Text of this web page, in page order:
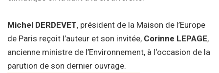
Michel DERDEVET, président de la Maison de l’Europe
de Paris reçoit l’auteur et son invitée, Corinne LEPAGE,
ancienne ministre de l’Environnement, à l‘occasion de la
parution de son dernier ouvrage.